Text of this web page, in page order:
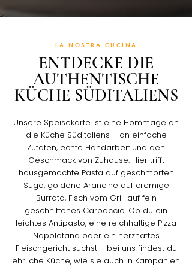
LA NOSTRA CUCINA
ENTDECKE DIE
AUTHENTISCHE
KÜCHE SÜDITALIENS
Unsere Speisekarte ist eine Hommage an
die Küche Süditaliens – an einfache
Zutaten, echte Handarbeit und den
Geschmack von Zuhause. Hier trifft
hausgemachte Pasta auf geschmorten
Sugo, goldene Arancine auf cremige
Burrata, Fisch vom Grill auf fein
geschnittenes Carpaccio. Ob du ein
leichtes Antipasto, eine reichhaltige Pizza
Napoletana oder ein herzhaftes
Fleischgericht suchst – bei uns findest du
ehrliche Küche, wie sie auch in Kampanien